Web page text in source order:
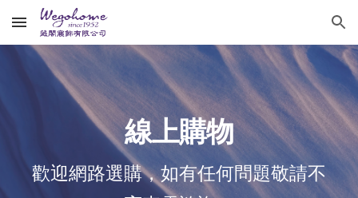
Skip to main content Skip to navigation
線上購物
歡迎網路選購，如有任何問題敬請不